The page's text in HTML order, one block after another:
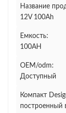
Название
12V 100Ah
Емкость:
100AH
OEM/odm:
Доступный
Компакт
построенный